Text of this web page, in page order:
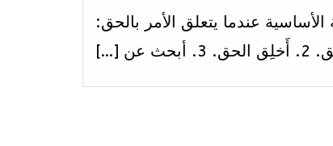
الأساسية عندما يتعلق الأمر بالحق: